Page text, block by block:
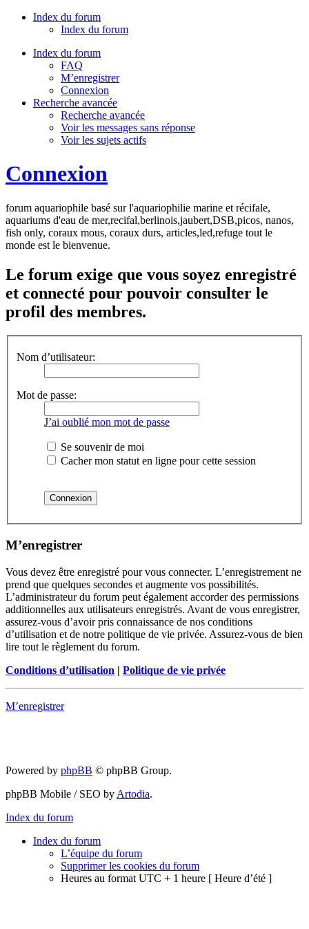
Index du forum
Index du forum
Index du forum
FAQ
M’enregistrer
Connexion
Recherche avancée
Recherche avancée
Voir les messages sans réponse
Voir les sujets actifs
Connexion
forum aquariophile basé sur l'aquariophilie marine et récifale,
aquariums d'eau de mer,recifal,berlinois,jaubert,DSB,picos, nanos,
fish only, coraux mous, coraux durs, articles,led,refuge tout le
monde est le bienvenue.
Le forum exige que vous soyez enregistré
et connecté pour pouvoir consulter le
profil des membres.
Nom d’utilisateur:
Mot de passe:
J’ai oublié mon mot de passe
Se souvenir de moi
Cacher mon statut en ligne pour cette session
M’enregistrer
Vous devez être enregistré pour vous connecter. L’enregistrement ne
prend que quelques secondes et augmente vos possibilités.
L’administrateur du forum peut également accorder des permissions
additionnelles aux utilisateurs enregistrés. Avant de vous enregistrer,
assurez-vous d’avoir pris connaissance de nos conditions
d’utilisation et de notre politique de vie privée. Assurez-vous de bien
lire tout le règlement du forum.
Conditions d’utilisation | Politique de vie privée
M’enregistrer
Powered by phpBB © phpBB Group.
phpBB Mobile / SEO by Artodia.
Index du forum
Index du forum
L’équipe du forum
Supprimer les cookies du forum
Heures au format UTC + 1 heure [ Heure d’été ]